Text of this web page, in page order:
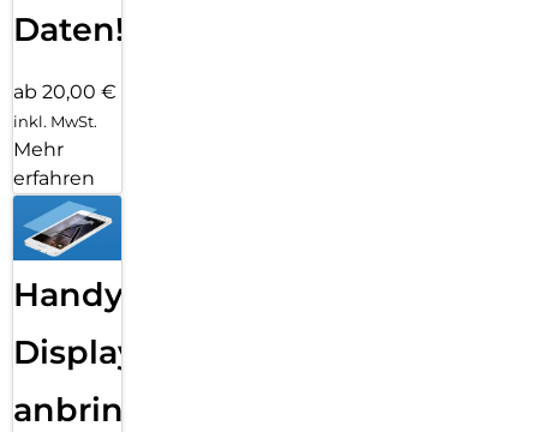
Daten!
ab 20,00 €
inkl. MwSt.
Mehr
erfahren
Handy
Displayfolie
anbringen